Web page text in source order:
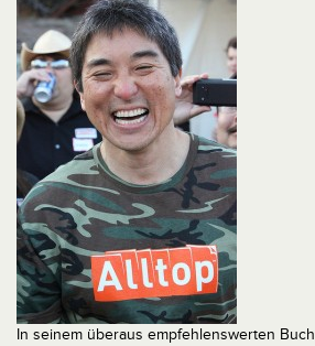
In seinem überaus empfehlenswerten Buch